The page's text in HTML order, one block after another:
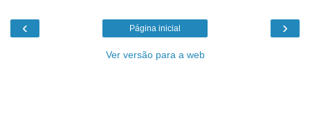
‹ ›
Página inicial
Ver versão para a web